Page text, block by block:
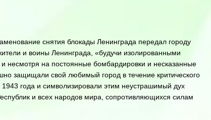
снятия блокады Ленинграда передал городу
и воины Ленинграда, «будучи изолированными
и несмотря на постоянные бомбардировки и несказанные
защищали свой любимый город в течение критического
года и символизировали этим неустрашимый дух
и всех народов мира, сопротивляющихся силам